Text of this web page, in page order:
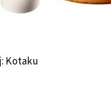
Kotaku